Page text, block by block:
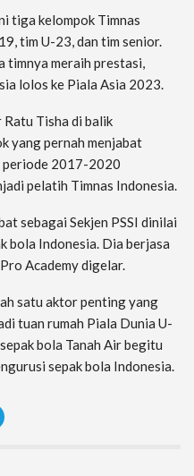
tiga kelompok Timnas
tim U-23, dan tim senior.
timnya meraih prestasi,
lolos ke Piala Asia 2023.
Tisha di balik
yang pernah menjabat
periode 2017-2020
pelatih Timnas Indonesia.
sebagai Sekjen PSSI dinilai
bola Indonesia. Dia berjasa
Academy digelar.
satu aktor penting yang
tuan rumah Piala Dunia U-
bola Tanah Air begitu
sepak bola Indonesia.